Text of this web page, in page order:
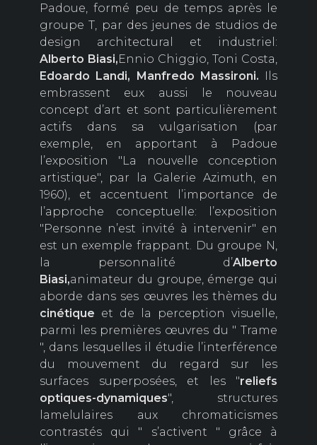
Padoue, formé peu de temps après le
groupe T, par des jeunes de studios de
design architectural et industriel:
Alberto Biasi,Ennio Chiggio, Toni Costa,
Edoardo
Landi, Manfredo Massironi. Ils
embrassent eux aussi le nouveau
concept d’art et sont particulièrement
actifs dans sa vulgarisation (par
exemple, en apportant à Padoue
l’exposition "La nouvelle conception
artistique", par la Galerie Azimuth, en
1960), et accentuent l’importance de
l’approche conceptuelle: l’exposition
"Personne n’est invité à intervenir" en
est un exemple frappant. Du groupe N,
la personnalité d’Alberto
Biasi,animateur du groupe, émerge qui
aborde dans ses œuvres les thèmes du
cinétique et de la perception visuelle,
parmi les premières œuvres du " Trame
", dans lesquelles il étudie l’interférence
du mouvement du regard sur les
surfaces superposées, et les "reliefs
optiques-dynamiques", structures
lamelulaires aux chromaticismes
contrastés qui " s’activent " grâce à